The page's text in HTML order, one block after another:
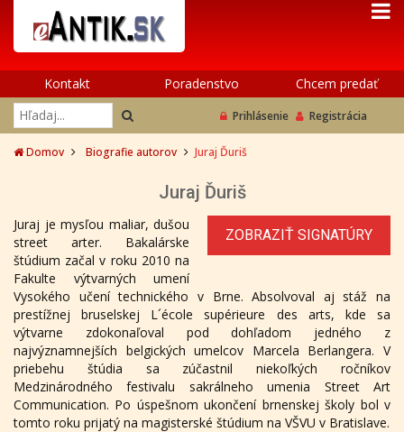
Kontakt Poradenstvo Chcem predať
Prihlásenie Registrácia
Domov Biografie autorov Juraj Ďuriš
Juraj Ďuriš
ZOBRAZIŤ SIGNATÚRY
Juraj je mysľou maliar, dušou
street arter. Bakalárske
štúdium začal v roku 2010 na
Fakulte výtvarných umení
Vysokého učení technického v Brne. Absolvoval aj stáž na
prestížnej bruselskej L´école supérieure des arts, kde sa
výtvarne zdokonaľoval pod dohľadom jedného z
najvýznamnejších belgických umelcov Marcela Berlangera. V
priebehu štúdia sa zúčastnil niekoľkých ročníkov
Medzinárodného festivalu sakrálneho umenia Street Art
Communication. Po úspešnom ukončení brnenskej školy bol v
tomto roku prijatý na magisterské štúdium na VŠVU v Bratislave.